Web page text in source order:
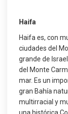
Haifa
Haifa es, con
ciudades del
grande de
del Monte
mar. Es un
gran Bahía
multirracial y